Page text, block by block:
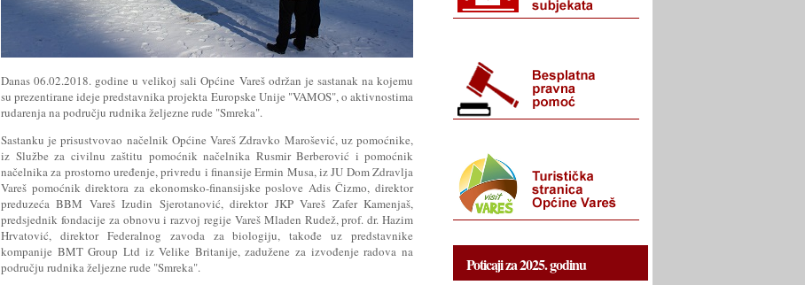
Danas 06.02.2018. godine u velikoj sali Općine Vareš održan je sastanak na kojemu
su prezentirane ideje predstavnika projekta Europske Unije "VAMOS", o aktivnostima
rudarenja na području rudnika željezne rude "Smreka".
Sastanku je prisustvovao načelnik Općine Vareš Zdravko Marošević, uz pomoćnike,
iz Službe za civilnu zaštitu pomoćnik načelnika Rusmir Berberović i pomoćnik
načelnika za prostorno uređenje, privredu i finansije Ermin Musa, iz JU Dom Zdravlja
Vareš pomoćnik direktora za ekonomsko-finansijske poslove Adis Čizmo, direktor
preduzeća BBM Vareš Izudin Sjerotanović, direktor JKP Vareš Zafer Kamenjaš,
predsjednik fondacije za obnovu i razvoj regije Vareš Mladen Rudež, prof. dr. Hazim
Hrvatović, direktor Federalnog zavoda za biologiju, takođe uz predstavnike
kompanije BMT Group Ltd iz Velike Britanije, zadužene za izvođenje radova na
području rudnika željezne rude "Smreka".
Poticaji za 2025. godinu